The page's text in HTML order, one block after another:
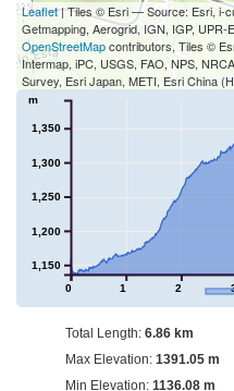
Leaflet| Tiles © Esri — Source: Esri, i-
Getmapping, Aerogrid, IGN, IGP,
OpenStreetMapcontributors, Tiles ©
Intermap, iPC, USGS, FAO, NPS,
Survey, Esri Japan, METI, Esri China
0 1 2
1,150
1,200
1,250
1,300
1,350
m
Total Length: 6.86 km
Max Elevation: 1391.05 m
Min Elevation: 1136.08 m